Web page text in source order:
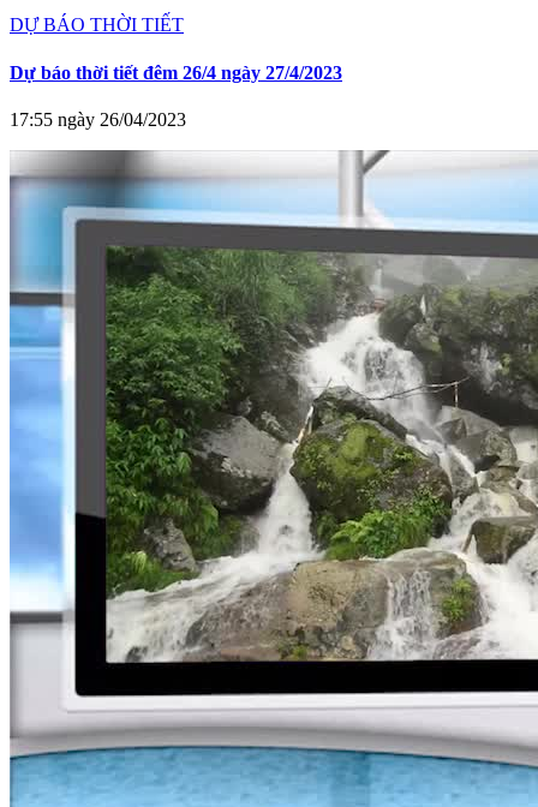
DỰ BÁO THỜI TIẾT
Dự báo thời tiết đêm 26/4 ngày 27/4/2023
17:55 ngày 26/04/2023